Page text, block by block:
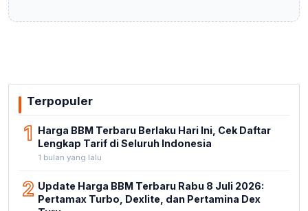
Terpopuler
1 Harga BBM Terbaru Berlaku Hari Ini, Cek Daftar
Lengkap Tarif di Seluruh Indonesia
1 bulan yang lalu
2 Update Harga BBM Terbaru Rabu 8 Juli 2026:
Pertamax Turbo, Dexlite, dan Pertamina Dex